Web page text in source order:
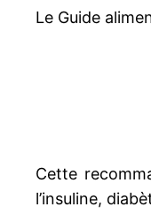
Le Guide
Cette
l’insuline,